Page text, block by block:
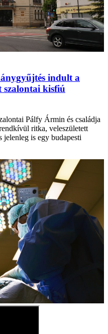
indult a
szalontai kisfiú
Pálfy Ármin és családja
ritka, veleszületett
jelenleg is egy budapesti